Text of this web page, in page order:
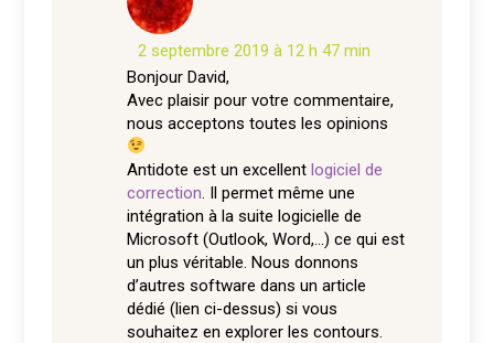
2 septembre 2019 à 12 h 47 min
Bonjour David,
Avec plaisir pour votre commentaire,
nous acceptons toutes les opinions
Antidote est un excellent logiciel de
correction. Il permet même une
intégration à la suite logicielle de
Microsoft (Outlook, Word,…) ce qui est
un plus véritable. Nous donnons
d’autres software dans un article
dédié (lien ci-dessus) si vous
souhaitez en explorer les contours.